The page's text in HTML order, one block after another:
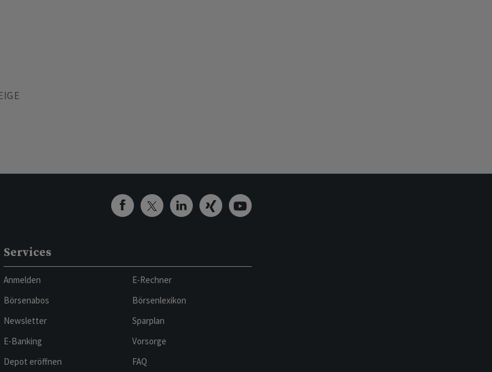
Services
Anmelden
Börsenabos
Newsletter
E-Banking
Depot eröffnen
E-Rechner
Börsenlexikon
Sparplan
Vorsorge
FAQ